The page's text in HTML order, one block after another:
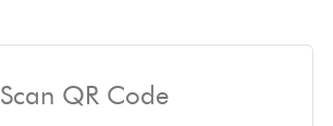
Scan QR Code